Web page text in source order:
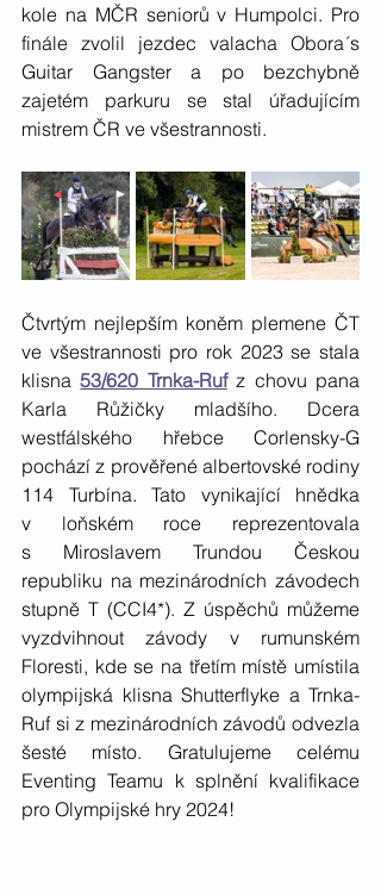
kole na MČR seniorů v Humpolci. Pro
finále zvolil jezdec valacha Obora´s
Guitar Gangster a po bezchybně
zajetém parkuru se stal úřadujícím
mistrem ČR ve všestrannosti.
Čtvrtým nejlepším koněm plemene ČT
ve všestrannosti pro rok 2023 se stala
klisna 53/620 Trnka-Ruf z chovu pana
Karla Růžičky mladšího. Dcera
westfálského hřebce Corlensky-G
pochází z prověřené albertovské rodiny
114 Turbína. Tato vynikající hnědka
v loňském roce reprezentovala
s Miroslavem Trundou Českou
republiku na mezinárodních závodech
stupně T (CCI4*). Z úspěchů můžeme
vyzdvihnout závody v rumunském
Floresti, kde se na třetím místě umístila
olympijská klisna Shutterflyke a Trnka-
Ruf si z mezinárodních závodů odvezla
šesté místo. Gratulujeme celému
Eventing Teamu k splnění kvalifikace
pro Olympijské hry 2024!